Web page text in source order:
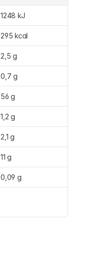
1248 kJ
295 kcal
2,5 g
0,7 g
56 g
1,2 g
2,1 g
11 g
0,09 g